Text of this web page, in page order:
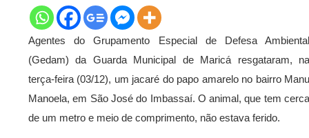
Agentes do Grupamento Especial de Defesa Ambiental
(Gedam) da Guarda Municipal de Maricá resgataram, na
terça-feira (03/12), um jacaré do papo amarelo no bairro Manu
Manoela, em São José do Imbassaí. O animal, que tem cerca
de um metro e meio de comprimento, não estava ferido.